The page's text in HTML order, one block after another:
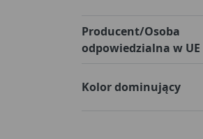
Producent/Osoba
odpowiedzialna w UE
Kolor dominujący